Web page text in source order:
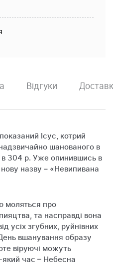
Відгуки
Ісус, котрий
шанованого в
в 304 р. Уже опинившись в
нову назву – «Невипивана
моляться про
та насправді вона
усіх згубних, руйнівних
вшанування образу
віруючі можуть
який час – Небесна